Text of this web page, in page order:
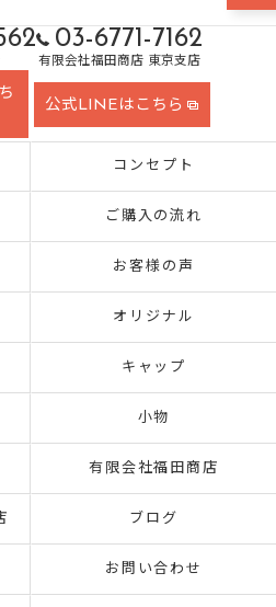
03-6771-7162
有限会社福田商店 東京支店
公式LINEはこちら
コンセプト
ご購入の流れ
お客様の声
オリジナル
キャップ
小物
有限会社福田商店
ブログ
お問い合わせ